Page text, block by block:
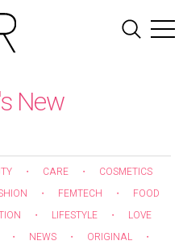
New
・ CARE ・
COSMETICS
・ FEMTECH ・
FOOD
・ LIFESTYLE ・
LOVE
・ NEWS ・ ORIGINAL
・